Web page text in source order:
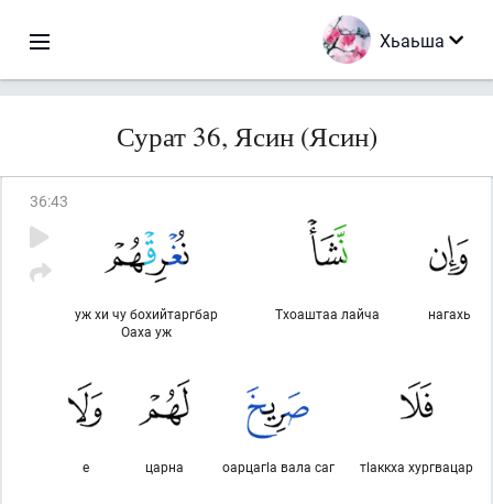
Хьаьша
Сурат 36, Ясин (Ясин)
36:43
нагахь
Тхоаштаа лайча
уж хи чу бохийтаргбар
Оаха уж
тlаккха хургвацар
оарцагlа вала саг
царна
е